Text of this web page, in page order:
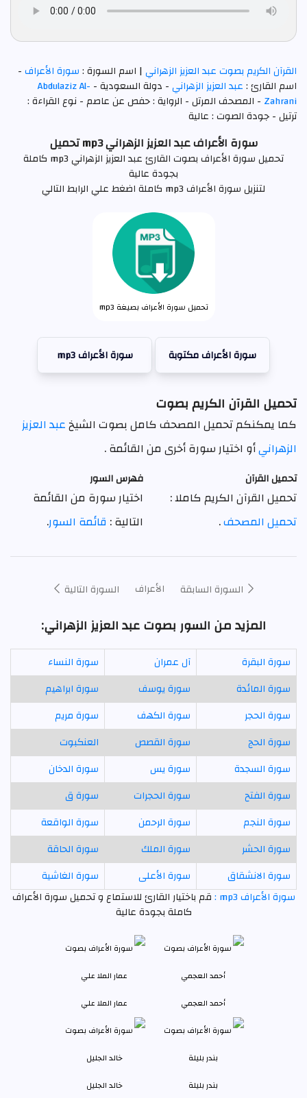
القرآن الكريم بصوت عبد العزيز الزهراني| اسم السورة :سورة الأعراف-
اسم القارئ :عبد العزيز الزهراني- دولة السعودية - Abdulaziz Al-
Zahrani - المصحف المرتل - الرواية : حفص عن عاصم - نوع القراءة :
ترتيل - جودة الصوت : عالية
سورة الأعراف عبد العزيز الزهراني mp3 تحميل
تحميل سورة الأعراف بصوت القارئ عبد العزيز الزهراني mp3 كاملة
بجودة عالية
لتنزيل سورة الأعراف mp3 كاملة اضغط علي الرابط التالي
تحميل سورة الأعراف بصيغة mp3
سورة الأعراف مكتوبة سورة الأعراف mp3
تحميل القرآن الكريم بصوت
كما يمكنكم تحميل المصحف كامل بصوت الشيخعبد العزيز
الزهرانيأو اختيار سورة أخرى من القائمة .
تحميل القرآن
تحميل القرآن الكريم كاملا :
تحميل المصحف.
فهرس السور
اختيار سورة من القائمة
التالية : قائمة السور.
السورة السابقة الأعراف السورة التالية
المزيد من السور بصوت عبد العزيز الزهراني:
سورة البقرة آل عمران
سورة النساء
سورة المائدة
سورة يوسف
سورة ابراهيم
سورة الحجر
سورة الكهف
سورة مريم
سورة الحج
سورة القصص
العنكبوت
سورة السجدة
سورة يس
سورة الدخان
سورة الفتح
سورة الحجرات
سورة ق
سورة النجم
سورة الرحمن
سورة الواقعة
سورة الحشر
سورة الملك
سورة الحاقة
سورة الانشقاق
سورة الأعلى
سورة الغاشية
سورة الأعراف mp3 :
قم باختيار القارئ للاستماع و تحميل سورة الأعراف
كاملة بجودة عالية
أحمد العجمي عمار الملا علي
بندر بليلة خالد الجليل